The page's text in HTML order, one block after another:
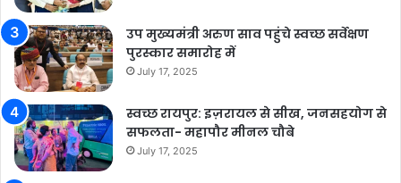
उप मुख्यमंत्री अरुण साव पहुंचे स्वच्छ सर्वेक्षण
पुरस्कार समारोह में
July 17, 2025
स्वच्छ रायपुर: इज़रायल से सीख, जनसहयोग से
सफलता- महापौर मीनल चौबे
July 17, 2025